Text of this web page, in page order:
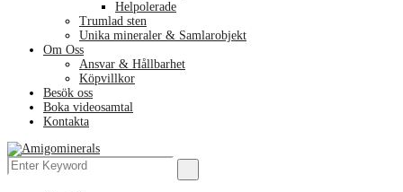
Helpolerade
Trumlad sten
Unika mineraler & Samlarobjekt
Om Oss
Ansvar & Hållbarhet
Köpvillkor
Besök oss
Boka videosamtal
Kontakta
Menu
Search
for:
Search